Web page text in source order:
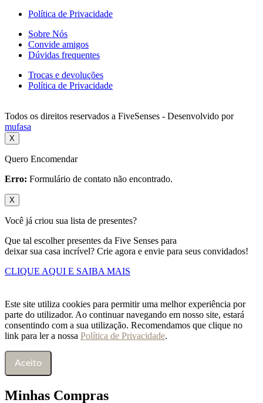
Política de Privacidade
Sobre Nós
Convide amigos
Dúvidas frequentes
Trocas e devoluções
Política de Privacidade
Todos os direitos reservados a FiveSenses - Desenvolvido por
mufasa
X
Quero Encomendar
Erro: Formulário de contato não encontrado.
X
Você já criou sua lista de presentes?
Que tal escolher presentes da Five Senses para
deixar sua casa incrível? Crie agora e envie para seus convidados!
CLIQUE AQUI E SAIBA MAIS
Este site utiliza cookies para permitir uma melhor experiência por
parte do utilizador. Ao continuar navegando em nosso site, estará
consentindo com a sua utilização. Recomendamos que clique no
link para ler a nossa Política de Privacidade.
Aceito
Minhas Compras